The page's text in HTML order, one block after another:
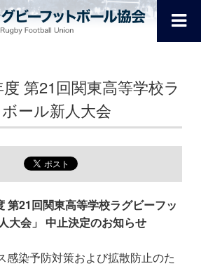
第21回関東高等学校ラ
ール新人大会
第21回関東高等学校ラグビーフッ
大会」 中止決定のお知らせ
感染予防対策および拡散防止のた